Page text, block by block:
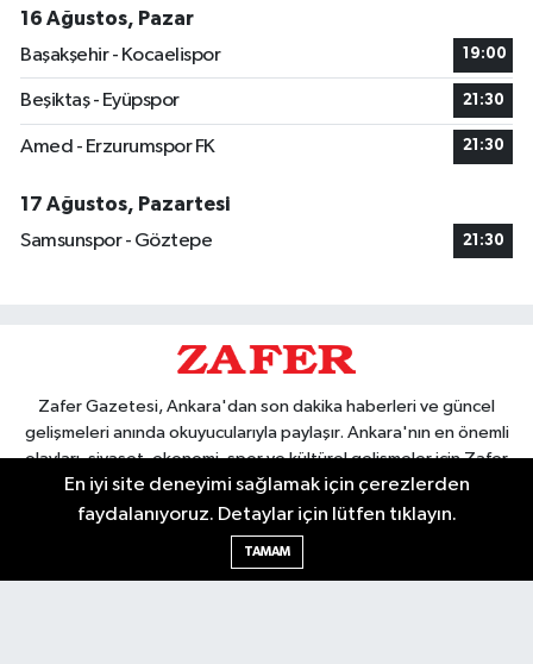
16 Ağustos, Pazar
Başakşehir - Kocaelispor
19:00
Beşiktaş - Eyüpspor 21:30
Amed - Erzurumspor FK 21:30
17 Ağustos, Pazartesi
Samsunspor - Göztepe
21:30
Zafer Gazetesi, Ankara'dan son dakika haberleri ve güncel
gelişmeleri anında okuyucularıyla paylaşır. Ankara'nın en önemli
olayları, siyaset, ekonomi, spor ve kültürel gelişmeler için Zafer
Gazetesi'ni takip edin. Başkentin güvendiği haber kaynağı.
En iyi site deneyimi sağlamak için çerezlerden
faydalanıyoruz. Detaylar için lütfen tıklayın.
TAMAM